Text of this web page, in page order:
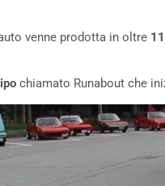
venne prodotta in oltre
chiamato Runabout che